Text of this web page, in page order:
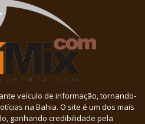
veículo de informação, tornando-
na Bahia. O site é um dos mais
ganhando credibilidade pela